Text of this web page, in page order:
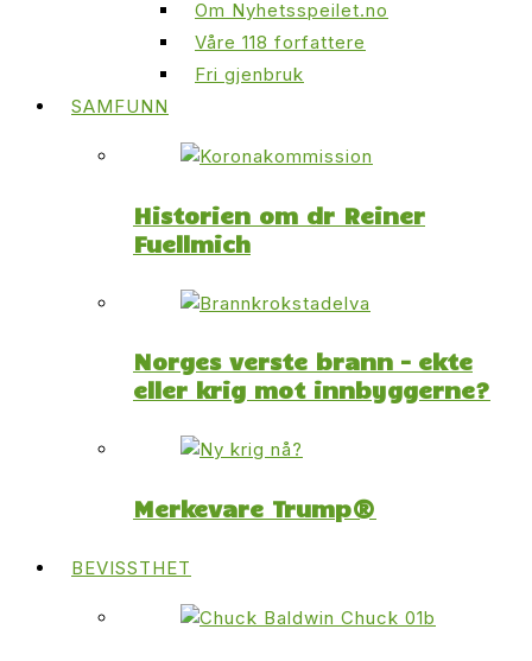
Om Nyhetsspeilet.no
Våre 118 forfattere
Fri gjenbruk
SAMFUNN
Historien om dr Reiner
Fuellmich
Norges verste brann – ekte
eller krig mot innbyggerne?
Merkevare Trump®
BEVISSTHET